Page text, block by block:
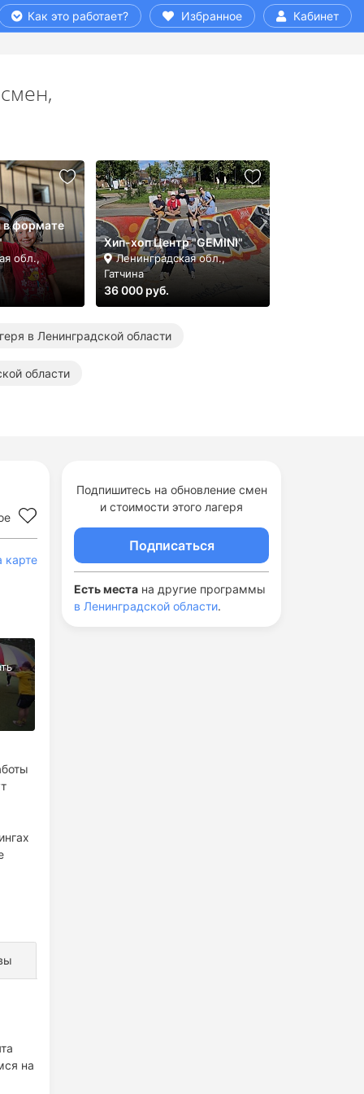
Как это работает? Избранное Кабинет
карте
на
Подпишитесь на обновление смен
и стоимости этого лагеря
Подписаться
Есть места на другие программы
в Ленинградской области.
в формате
обл.,
Хип-хоп Центр "GEMINI"
Ленинградская обл.,
Гатчина
36 000 руб.
в Ленинградской области
области